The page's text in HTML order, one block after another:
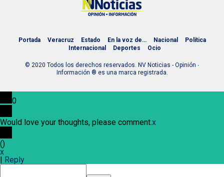
Portada Veracruz Estado En la voz de… Nacional
Política
Internacional
Deportes Ocio
© 2020 Todos los derechos reservados. NV Noticias - Opinión ∙
Información ® es una marca registrada.
0
Would love your thoughts, please comment.x
()
x
| Reply